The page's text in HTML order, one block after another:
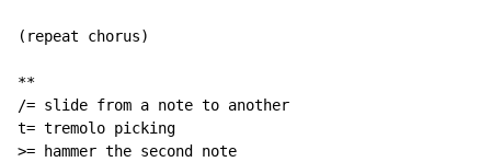
(repeat chorus)
**
/= slide from a note to another
t= tremolo picking
>= hammer the second note